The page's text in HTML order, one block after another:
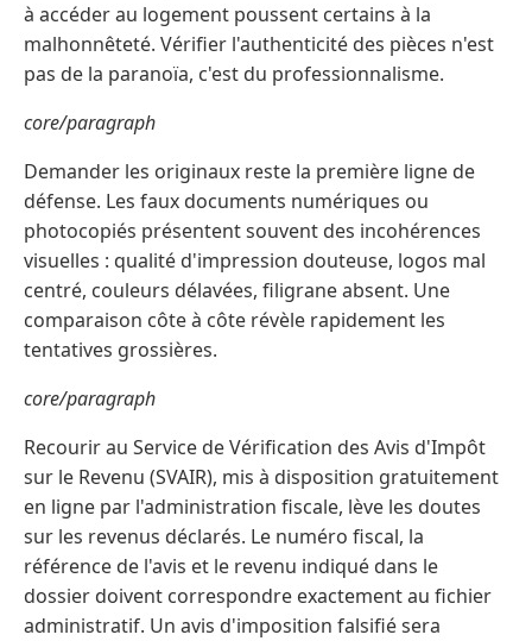
à accéder au logement poussent certains à la
malhonnêteté. Vérifier l'authenticité des pièces n'est
pas de la paranoïa, c'est du professionnalisme.
core/paragraph
Demander les originaux reste la première ligne de
défense. Les faux documents numériques ou
photocopiés présentent souvent des incohérences
visuelles : qualité d'impression douteuse, logos mal
centré, couleurs délavées, filigrane absent. Une
comparaison côte à côte révèle rapidement les
tentatives grossières.
core/paragraph
Recourir au Service de Vérification des Avis d'Impôt
sur le Revenu (SVAIR), mis à disposition gratuitement
en ligne par l'administration fiscale, lève les doutes
sur les revenus déclarés. Le numéro fiscal, la
référence de l'avis et le revenu indiqué dans le
dossier doivent correspondre exactement au fichier
administratif. Un avis d'imposition falsifié sera